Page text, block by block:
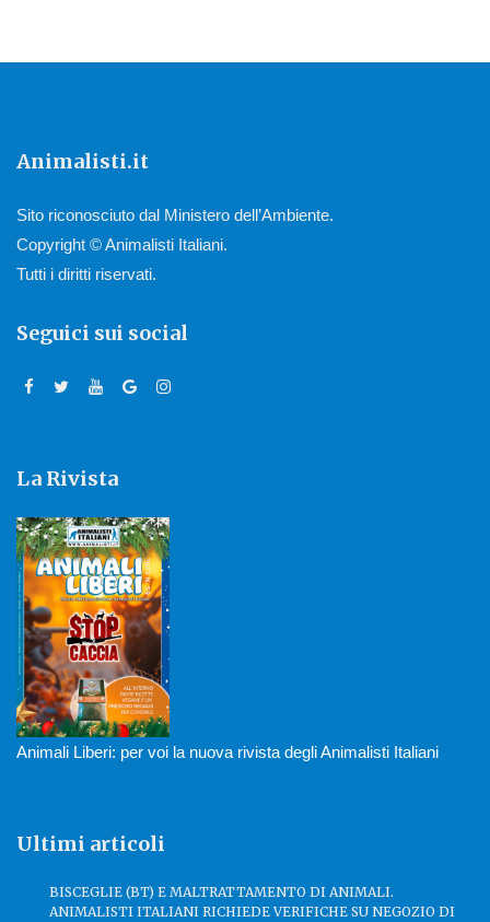
Animalisti.it
Sito riconosciuto dal Ministero dell’Ambiente.
Copyright © Animalisti Italiani.
Tutti i diritti riservati.
Seguici sui social
La Rivista
Animali Liberi: per voi la nuova rivista degli Animalisti Italiani
Ultimi articoli
BISCEGLIE (BT) E MALTRATTAMENTO DI ANIMALI.
ANIMALISTI ITALIANI RICHIEDE VERIFICHE SU NEGOZIO DI